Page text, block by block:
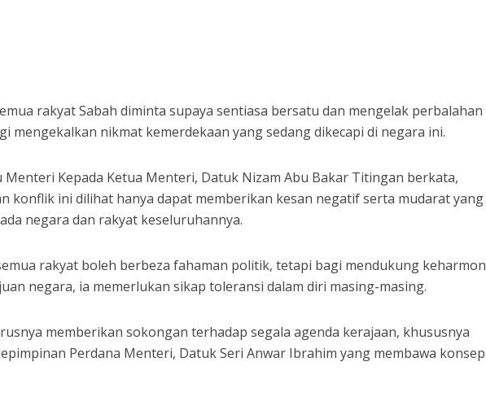
rakyat Sabah diminta supaya sentiasa bersatu dan mengelak perbalahan
mengekalkan nikmat kemerdekaan yang sedang dikecapi di negara ini.
Menteri Kepada Ketua Menteri, Datuk Nizam Abu Bakar Titingan berkata,
konflik ini dilihat hanya dapat memberikan kesan negatif serta mudarat yang
negara dan rakyat keseluruhannya.
rakyat boleh berbeza fahaman politik, tetapi bagi mendukung
negara, ia memerlukan sikap toleransi dalam diri masing-masing.
memberikan sokongan terhadap segala agenda kerajaan, khususnya
Perdana Menteri, Datuk Seri Anwar Ibrahim yang membawa konsep